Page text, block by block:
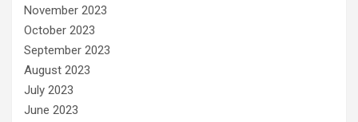
November 2023
October 2023
September 2023
August 2023
July 2023
June 2023